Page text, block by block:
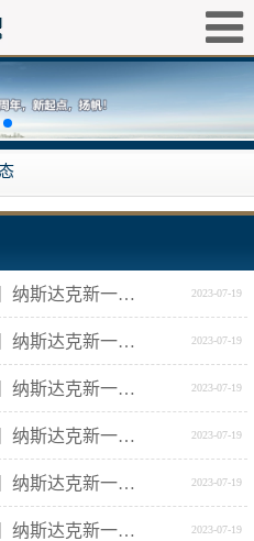
牛市才刚刚启动吗？ 2023-07-19
牛市才刚刚启动吗？ 2023-07-19
牛市才刚刚启动吗？ 2023-07-19
牛市才刚刚启动吗？ 2023-07-19
牛市才刚刚启动吗？ 2023-07-19
牛市才刚刚启动吗？ 2023-07-19